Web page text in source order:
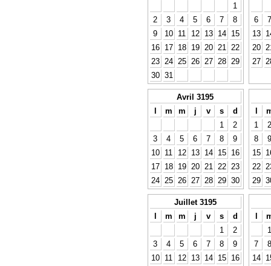
1
2
3 4 5 6 7
8
9
10 11 12 13 14
15
16
17 18 19 20 21
22
23
24 25 26 27 28
29
30 31
6
7
13
20
27
Avril 3195
l
m m j v s
d
1
2
3
4 5 6 7 8
9
10
11 12 13 14 15
16
17
18 19 20 21 22
23
24
25 26 27 28 29 30
l
1
2
8
9
15
22
29
Juillet 3195
l
m m j v s
d
1
2
3
4 5 6 7 8
9
10
11 12 13 14 15
16
l
1
7
8
14